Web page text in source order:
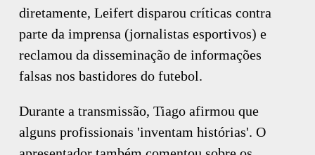
diretamente, Leifert disparou críticas contra
parte da imprensa (jornalistas esportivos) e
reclamou da disseminação de informações
falsas nos bastidores do futebol.
Durante a transmissão, Tiago afirmou que
alguns profissionais 'inventam histórias'. O